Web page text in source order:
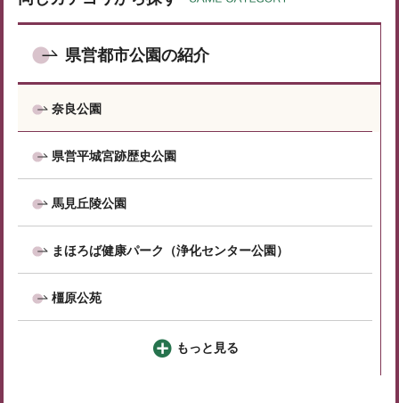
県営都市公園の紹介
奈良公園
県営平城宮跡歴史公園
馬見丘陵公園
まほろば健康パーク（浄化センター公園）
橿原公苑
もっと見る